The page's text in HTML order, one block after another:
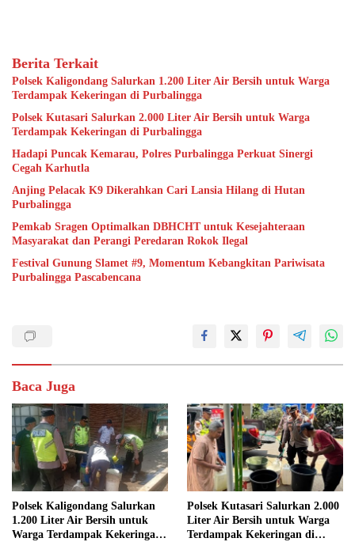
Berita Terkait
Polsek Kaligondang Salurkan 1.200 Liter Air Bersih untuk Warga
Terdampak Kekeringan di Purbalingga
Polsek Kutasari Salurkan 2.000 Liter Air Bersih untuk Warga
Terdampak Kekeringan di Purbalingga
Hadapi Puncak Kemarau, Polres Purbalingga Perkuat Sinergi
Cegah Karhutla
Anjing Pelacak K9 Dikerahkan Cari Lansia Hilang di Hutan
Purbalingga
Pemkab Sragen Optimalkan DBHCHT untuk Kesejahteraan
Masyarakat dan Perangi Peredaran Rokok Ilegal
Festival Gunung Slamet #9, Momentum Kebangkitan Pariwisata
Purbalingga Pascabencana
Baca Juga
Polsek Kaligondang Salurkan
1.200 Liter Air Bersih untuk
Warga Terdampak Kekeringan
Polsek Kutasari Salurkan 2.000
Liter Air Bersih untuk Warga
Terdampak Kekeringan di